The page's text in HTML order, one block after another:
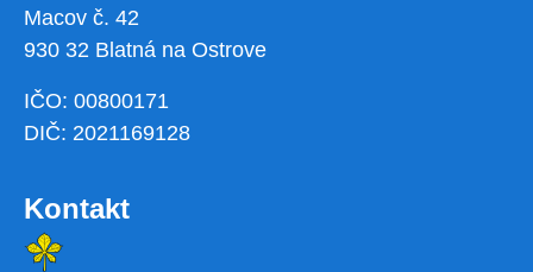
Macov č. 42
930 32 Blatná na Ostrove
IČO: 00800171
DIČ: 2021169128
Kontakt